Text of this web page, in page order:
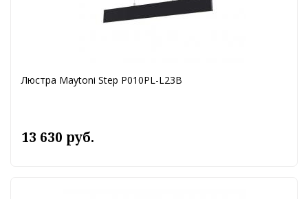
Люстра Maytoni Step P010PL-L23B
13 630 руб.